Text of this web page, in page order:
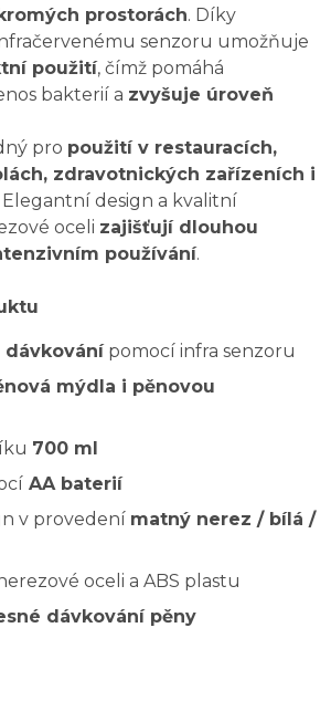
prostorách. Díky
senzoru umožňuje
použití, čímž pomáhá
bakterií a zvyšuje úroveň
pro použití v restauracích,
zdravotnických zařízeních i
Elegantní design a kvalitní
oceli zajišťují dlouhou
používání.
pomocí infra senzoru
mýdla i pěnovou
700 ml
AA baterií
v provedení matný nerez / bílá /
oceli a ABS plastu
dávkování pěny